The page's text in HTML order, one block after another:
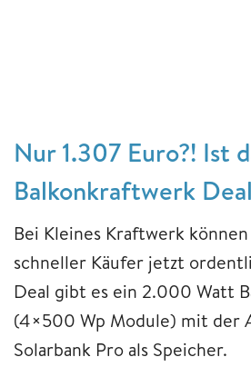
Nur 1.307 Euro?! Ist
Balkonkraftwerk
Bei Kleines Kraftwerk
schneller Käufer jetzt
Deal gibt es ein 2.000 Watt
(4×500 Wp Module) mit der
Solarbank Pro als Speicher.